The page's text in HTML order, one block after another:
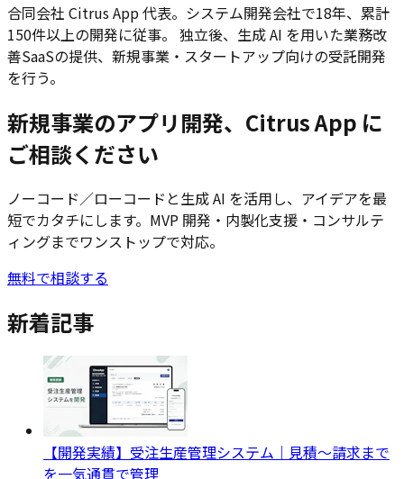
合同会社 Citrus App 代表。システム開発会社で18年、累計
150件以上の開発に従事。 独立後、生成 AI を用いた業務改
善SaaSの提供、新規事業・スタートアップ向けの受託開発
を行う。
新規事業のアプリ開発、Citrus App に
ご相談ください
ノーコード／ローコードと生成 AI を活用し、アイデアを最
短でカタチにします。MVP 開発・内製化支援・コンサルテ
ィングまでワンストップで対応。
無料で相談する
新着記事
【開発実績】受注生産管理システム｜見積〜請求まで
を一気通貫で管理